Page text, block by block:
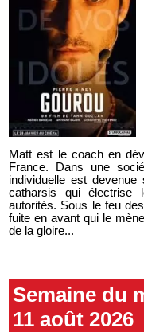
Services
Contacts
Matt est le coach en
France. Dans une
individuelle est
catharsis qui électrise
autorités. Sous le feu
fuite en avant qui le
de la gloire...
Semaine du
11 août 2026